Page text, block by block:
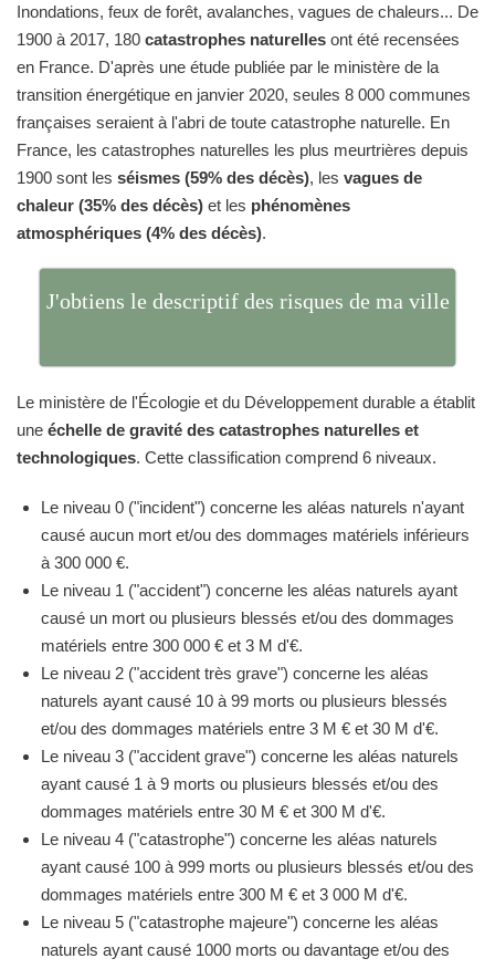
Inondations, feux de forêt, avalanches, vagues de chaleurs... De
1900 à 2017, 180 catastrophes naturelles ont été recensées
en France. D'après une étude publiée par le ministère de la
transition énergétique en janvier 2020, seules 8 000 communes
françaises seraient à l'abri de toute catastrophe naturelle. En
France, les catastrophes naturelles les plus meurtrières depuis
1900 sont les séismes (59% des décès), les vagues de
chaleur (35% des décès) et les phénomènes
atmosphériques (4% des décès).
J'obtiens le descriptif des risques de ma ville
Le ministère de l'Écologie et du Développement durable a établit
une échelle de gravité des catastrophes naturelles et
technologiques. Cette classification comprend 6 niveaux.
Le niveau 0 ("incident") concerne les aléas naturels n'ayant
causé aucun mort et/ou des dommages matériels inférieurs
à 300 000 €.
Le niveau 1 ("accident") concerne les aléas naturels ayant
causé un mort ou plusieurs blessés et/ou des dommages
matériels entre 300 000 € et 3 M d'€.
Le niveau 2 ("accident très grave") concerne les aléas
naturels ayant causé 10 à 99 morts ou plusieurs blessés
et/ou des dommages matériels entre 3 M € et 30 M d'€.
Le niveau 3 ("accident grave") concerne les aléas naturels
ayant causé 1 à 9 morts ou plusieurs blessés et/ou des
dommages matériels entre 30 M € et 300 M d'€.
Le niveau 4 ("catastrophe") concerne les aléas naturels
ayant causé 100 à 999 morts ou plusieurs blessés et/ou des
dommages matériels entre 300 M € et 3 000 M d'€.
Le niveau 5 ("catastrophe majeure") concerne les aléas
naturels ayant causé 1000 morts ou davantage et/ou des